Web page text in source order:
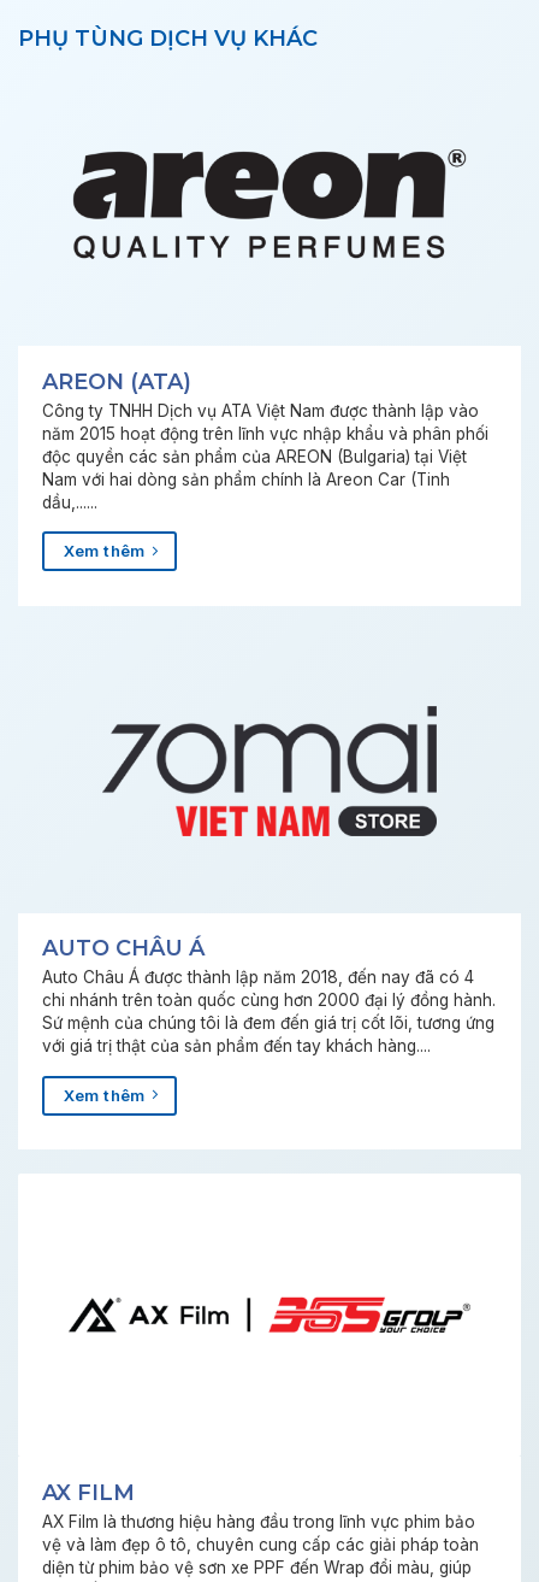
PHỤ TÙNG DỊCH VỤ KHÁC
AREON (ATA)
Công ty TNHH Dịch vụ ATA Việt Nam được thành lập vào
năm 2015 hoạt động trên lĩnh vực nhập khẩu và phân phối
độc quyền các sản phẩm của AREON (Bulgaria) tại Việt
Nam với hai dòng sản phẩm chính là Areon Car (Tinh
dầu,......
Xem thêm
AUTO CHÂU Á
Auto Châu Á được thành lập năm 2018, đến nay đã có 4
chi nhánh trên toàn quốc cùng hơn 2000 đại lý đồng hành.
Sứ mệnh của chúng tôi là đem đến giá trị cốt lõi, tương ứng
với giá trị thật của sản phẩm đến tay khách hàng....
Xem thêm
AX FILM
AX Film là thương hiệu hàng đầu trong lĩnh vực phim bảo
vệ và làm đẹp ô tô, chuyên cung cấp các giải pháp toàn
diện từ phim bảo vệ sơn xe PPF đến Wrap đổi màu, giúp